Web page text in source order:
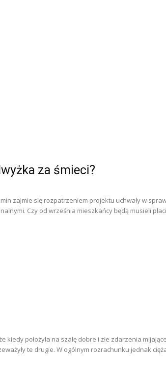
za śmieci?
zajmie się rozpatrzeniem projektu uchwały w
Czy od września mieszkańcy będą musieli
kiedy położyła na szalę dobre i złe zdarzenia
te drugie. W ogólnym rozrachunku jednak